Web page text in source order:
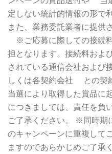
定しない統計的情報の形で
また、業務委託業者に提
※ご応募に際しての接続
担となります。接続料お
されている通信会社および
しくは各契約会社 との契
当選により取得した賞品に
につきましては、責任を
ご了承ください。 ※同時期
のキャンペーンに重複して
ますのであらかじめご了